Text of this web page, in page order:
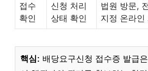
접수
확인
신청 처리
상태 확인
법원 방문,
지정 온라인
핵심: 배당요구신청 접수증 발급